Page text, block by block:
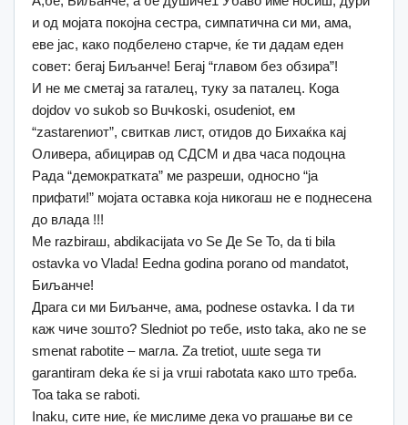
и од мојата покојна сестра, симпатична си ми, ама,
еве јас, како подбелено старче, ќе ти дадам еден
совет: бегај Биљанче! Бегај “главом без обзира”!
И не ме сметај за гаталец, туку за паталец. Кoga
dojdov vo sukob so Buчkoski, osudeniot, ем
“zastarenиот”, свиткав лист, отидов до Бихаќка кај
Оливера, абицирав од СДСМ и два часа подоцна
Рада “демократката” ме разреши, односно “ја
прифати!” мојата оставка која никогаш не е поднесена
до влада !!!
Me razbiraш, abdikacijata vo Se Де Se To, da ti bila
ostavka vo Vlada! Еedna godina porano od mandatot,
Биљанче!
Драга си ми Биљанче, ама, podnese ostavka. I da ти
каж чиче зоштo? Sledniot po тебе, иsto taka, ako ne se
smenat rabotite – магла. Za tretiot, uшte sega ти
garantiram deka ќe si ja vrшi rabotata како што треба.
Toa taka se raboti.
Inaku, сите ние, ќе мислиме дека vo praшање ви се